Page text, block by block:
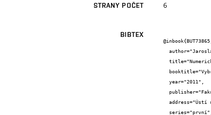
STRANY POČET 6
BIBTEX
@inbook{BUT73865,